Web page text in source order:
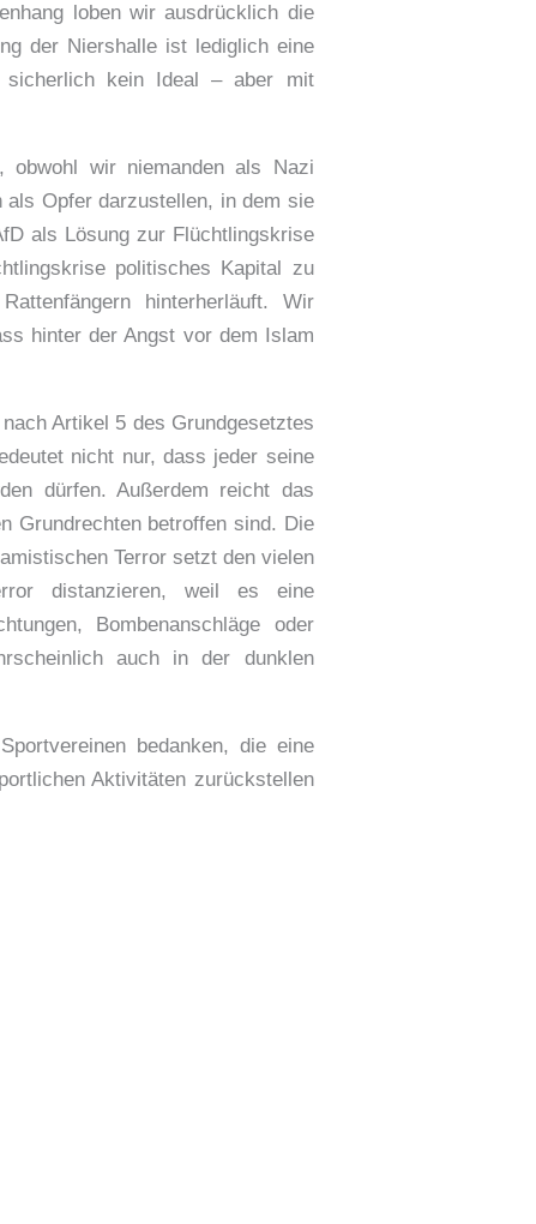
loben wir ausdrücklich die
der Niershalle ist lediglich eine
sicherlich kein Ideal – aber mit
obwohl wir niemanden als Nazi
Opfer darzustellen, in dem sie
als Lösung zur Flüchtlingskrise
politisches Kapital zu
hinterherläuft. Wir
hinter der Angst vor dem Islam
Artikel 5 des Grundgesetztes
nicht nur, dass jeder seine
dürfen. Außerdem reicht das
Grundrechten betroffen sind. Die
Terror setzt den vielen
distanzieren, weil es eine
Bombenanschläge oder
auch in der dunklen
bedanken, die eine
Aktivitäten zurückstellen